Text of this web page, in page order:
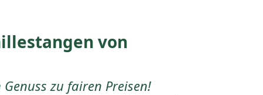
von
zu fairen Preisen!